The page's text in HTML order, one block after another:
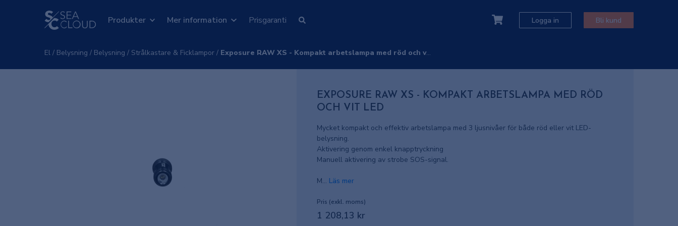
Produkter Mer information Prisgaranti Logga in Bli kund
El / Belysning / Belysning / Strålkastare & Ficklampor / Exposure RAW XS - Kompakt arbetslampa med röd och vit LED
EXPOSURE RAW XS - KOMPAKT ARBETSLAMPA MED RÖD
OCH VIT LED
Mycket kompakt och effektiv arbetslampa med 3 ljusnivåer för både röd eller vit LED-
belysning.
Aktivering genom enkel knapptryckning
Manuell aktivering av strobe SOS-signal.
M... Läs mer
Pris (exkl. moms)
1 208,13 kr